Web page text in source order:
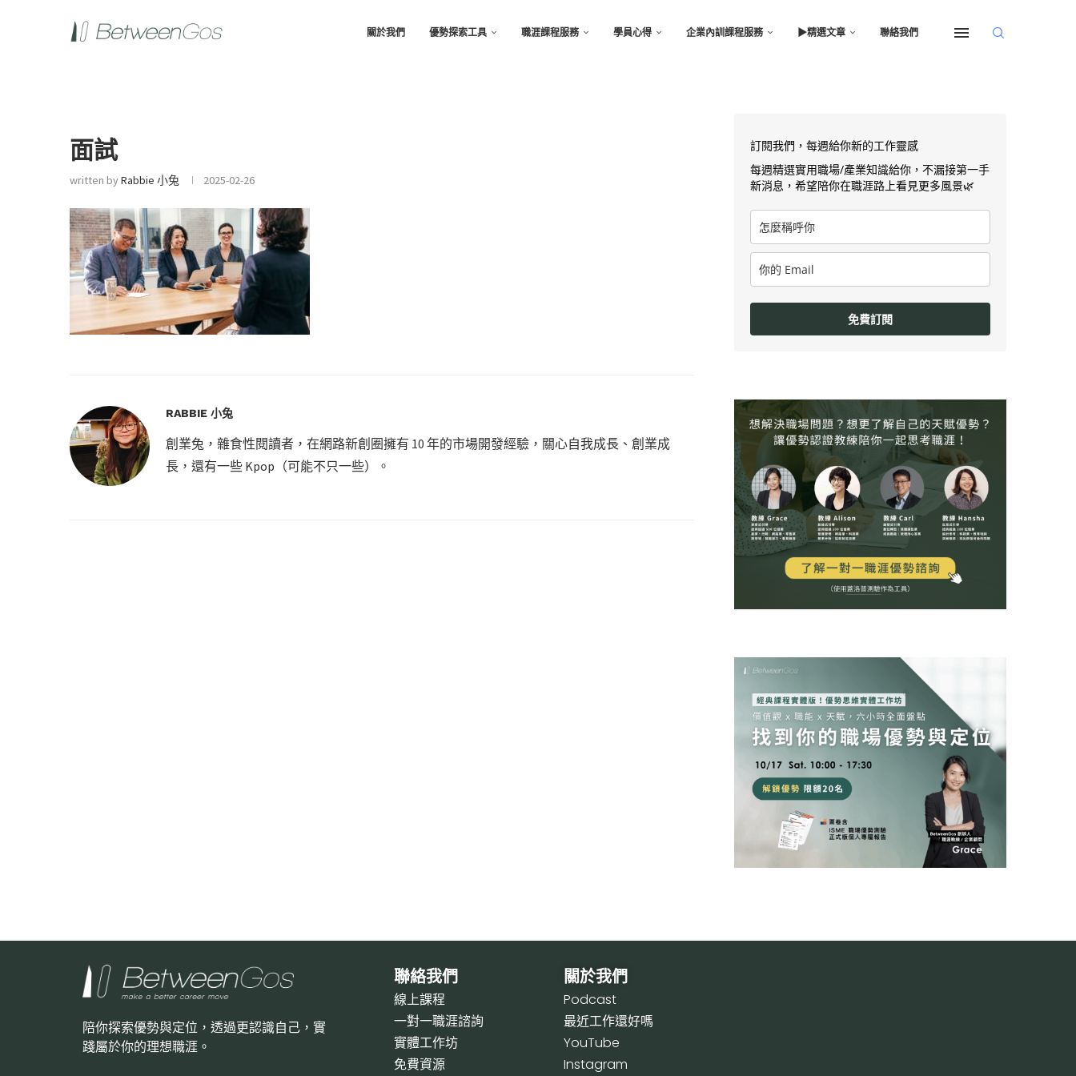
關於我們 優勢探索工具 職涯課程服務 學員心得 企業內訓課程服務 ▶︎精選文章 聯絡我們
面試
written byRabbie 小兔 2025-02-26
RABBIE 小兔
創業兔，雜食性閱讀者，在網路新創圈擁有 10 年的市場開發經驗，關心自我成長、創業成
長，還有一些 Kpop（可能不只一些）。
訂閱我們，每週給你新的工作靈感
每週精選實用職場/產業知識給你，不漏接第一手
新消息，希望陪你在職涯路上看見更多風景🌿
免費訂閱
陪你探索優勢與定位，透過更認識自己，實
踐屬於你的理想職涯。
聯絡我們
線上課程
一對一職涯諮詢
實體工作坊
免費資源
關於我們
Podcast
最近工作還好嗎
YouTube
Instagram